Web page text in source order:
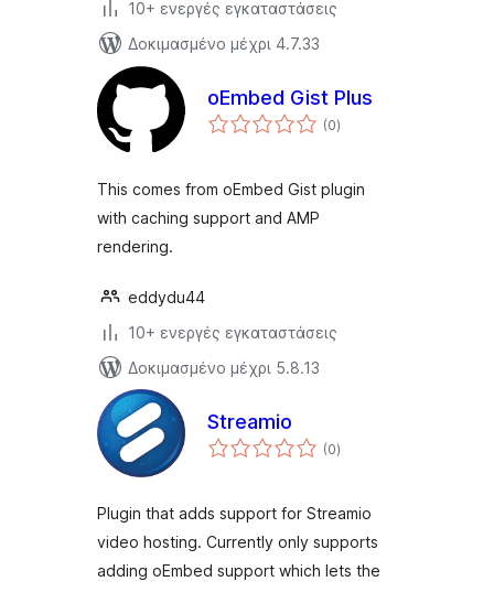
10+ ενεργές εγκαταστάσεις
Δοκιμασμένο μέχρι 4.7.33
oEmbed Gist Plus
(0αξιολογήσεις
σύνολο
)
This comes from oEmbed Gist plugin
with caching support and AMP
rendering.
eddydu44
10+ ενεργές εγκαταστάσεις
Δοκιμασμένο μέχρι 5.8.13
Streamio
(0αξιολογήσεις
σύνολο
)
Plugin that adds support for Streamio
video hosting. Currently only supports
adding oEmbed support which lets the